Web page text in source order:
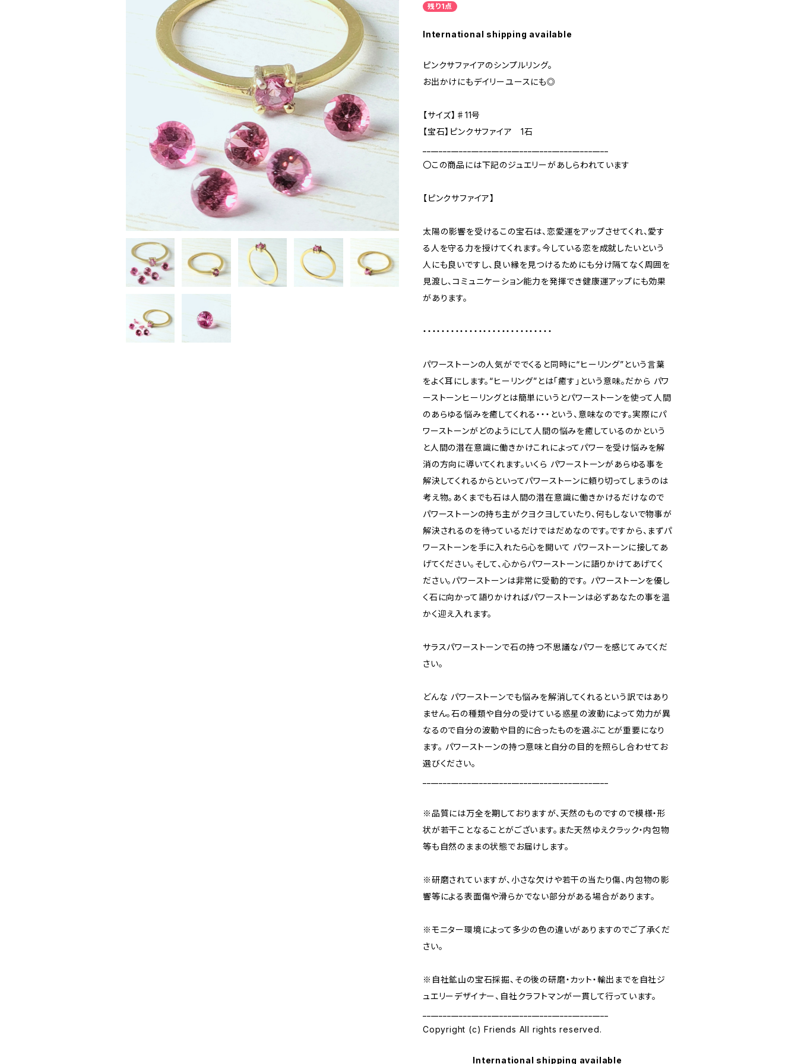
残り1点
International shipping available
ピンクサファイアのシンプルリング。
お出かけにもデイリーユースにも◎
【サイズ】♯11号
【宝石】ピンクサファイア 1石
〇この商品には下記のジュエリーがあしらわれています
【ピンクサファイア】
太陽の影響を受けるこの宝石は、恋愛運をアップさせてくれ、愛す
る人を守る力を授けてくれます。今している恋を成就したいという
人にも良いですし、良い縁を見つけるためにも分け隔てなく周囲を
見渡し、コミュニケーション能力を発揮でき健康運アップにも効果
があります。
・・・・・・・・・・・・・・・・・・・・・・・・・・・・
パワーストーンの人気がででくると同時に“ヒーリング”という言葉
をよく耳にします。“ヒーリング”とは｢癒す｣という意味。だから パワ
ーストーンヒーリングとは簡単にいうとパワーストーンを使って人間
のあらゆる悩みを癒してくれる・・・という、意味なのです。実際にパ
ワーストーンがどのようにして人間の悩みを癒しているのかという
と人間の潜在意識に働きかけこれによってパワーを受け悩みを解
消の方向に導いてくれます。いくら パワーストーンがあらゆる事を
解決してくれるからといってパワーストーンに頼り切ってしまうのは
考え物。あくまでも石は人間の潜在意識に働きかけるだけなので
パワーストーンの持ち主がクヨクヨしていたり、何もしないで物事が
解決されるのを待っているだけではだめなのです。ですから、まずパ
ワーストーンを手に入れたら心を開いて パワーストーンに接してあ
げてください。そして、心からパワーストーンに語りかけてあげてく
ださい。パワーストーンは非常に受動的です。 パワーストーンを優し
く石に向かって語りかければパワーストーンは必ずあなたの事を温
かく迎え入れます。
サラスパワーストーンで石の持つ不思議なパワーを感じてみてくだ
さい。
どんな パワーストーンでも悩みを解消してくれるという訳ではあり
ません。石の種類や自分の受けている惑星の波動によって効力が異
なるので自分の波動や目的に合ったものを選ぶことが重要になり
ます。 パワーストーンの持つ意味と自分の目的を照らし合わせてお
選びください。
※品質には万全を期しておりますが、天然のものですので模様・形
状が若干ことなることがございます。また天然ゆえクラック・内包物
等も自然のままの状態でお届けします。
※研磨されていますが、小さな欠けや若干の当たり傷、内包物の影
響等による表面傷や滑らかでない部分がある場合があります。
※モニター環境によって多少の色の違いがありますのでご了承くだ
さい。
※自社鉱山の宝石採掘、その後の研磨・カット・輸出までを自社ジ
ュエリーデザイナー、自社クラフトマンが一貫して行っています。
Copyright (c) Friends All rights reserved.
International shipping available